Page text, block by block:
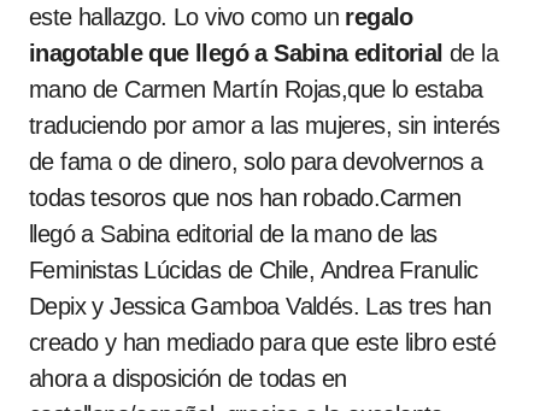
este hallazgo. Lo vivo como un regalo
inagotable que llegó a Sabina editorial de la
mano de Carmen Martín Rojas,que lo estaba
traduciendo por amor a las mujeres, sin interés
de fama o de dinero, solo para devolvernos a
todas tesoros que nos han robado.Carmen
llegó a Sabina editorial de la mano de las
Feministas Lúcidas de Chile, Andrea Franulic
Depix y Jessica Gamboa Valdés. Las tres han
creado y han mediado para que este libro esté
ahora a disposición de todas en